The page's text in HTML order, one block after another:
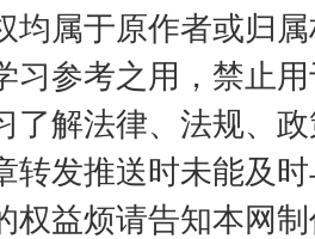
均属于原作者或归
习参考之用，禁止
了解法律、法规、
转发推送时未能及
权益烦请告知本网